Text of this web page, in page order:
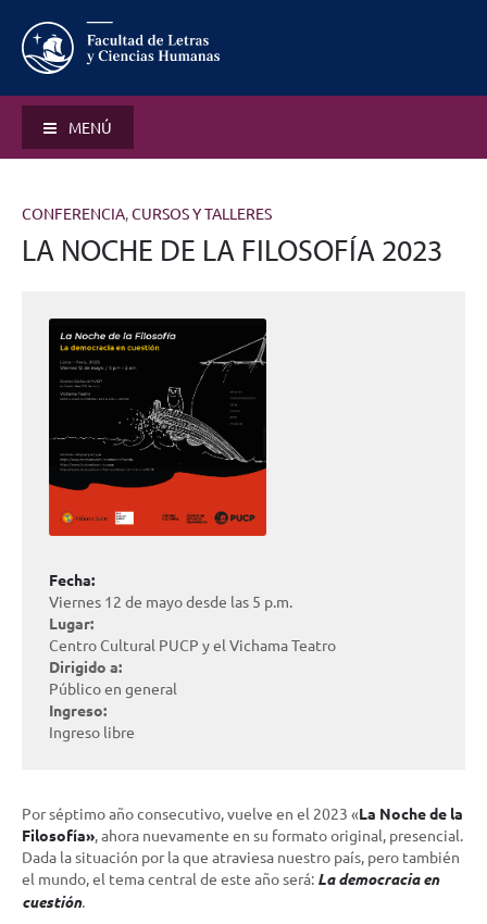
MENÚ
CONFERENCIA,CURSOS Y TALLERES
LA NOCHE DE LA FILOSOFÍA 2023
Fecha:
Viernes 12 de mayo desde las 5 p.m.
Lugar:
Centro Cultural PUCP y el Vichama Teatro
Dirigido a:
Público en general
Ingreso:
Ingreso libre
Por séptimo año consecutivo, vuelve en el 2023 «La Noche de la
Filosofía», ahora nuevamente en su formato original, presencial.
Dada la situación por la que atraviesa nuestro país, pero también
el mundo, el tema central de este año será: La democracia en
cuestión.